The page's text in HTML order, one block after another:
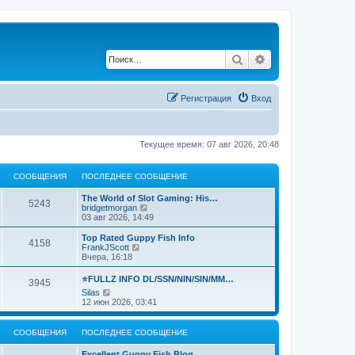
Поиск
Вход
Регистрация
Текущее время: 07 авг 2026, 20:48
СООБЩЕНИЯ ПОСЛЕДНЕЕ СООБЩЕНИЕ
5243
The World of Slot Gaming: His…
bridgetmorgan
е
р
е
й
п
с
л
е
д
е
03 авг 2026, 14:49
4158
Top Rated Guppy Fish Info
FrankJScott
р
е
й
и
к
п
о
л
Вчера, 16:18
3945
⭐FULLZ INFO DL/SSN/NIN/SIN/MM…
Silas
е
р
е
й
т
12 июн 2026, 03:41
СООБЩЕНИЯ ПОСЛЕДНЕЕ СООБЩЕНИЕ